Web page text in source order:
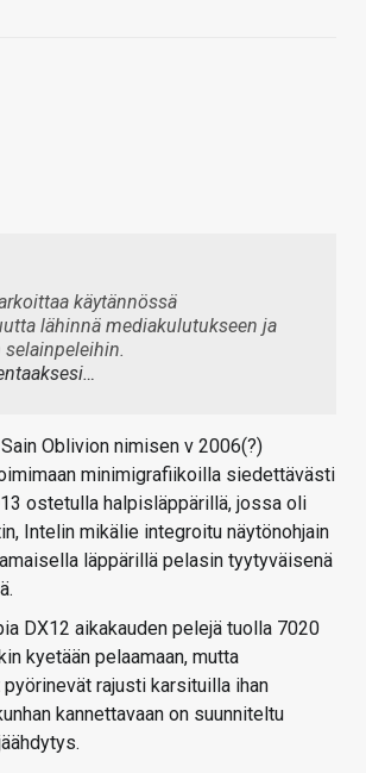
käytännössä
lähinnä mediakulutukseen ja
Sain Oblivion nimisen v 2006(?)
minimigrafiikoilla siedettävästi
ostetulla halpisläppärillä, jossa oli
Intelin mikälie integroitu näytönohjain
läppärillä pelasin tyytyväisenä
DX12 aikakauden pelejä tuolla 7020
kyetään pelaamaan, mutta
rajusti karsituilla ihan
kannettavaan on suunniteltu